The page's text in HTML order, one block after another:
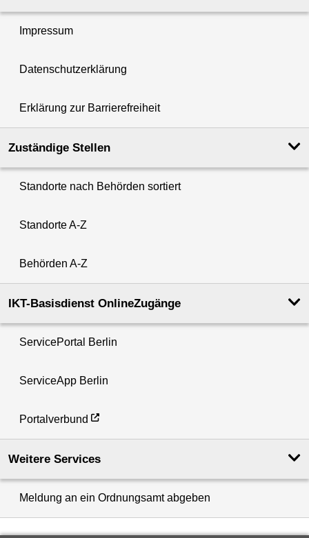
Impressum
Datenschutzerklärung
Erklärung zur Barrierefreiheit
Zuständige Stellen
Standorte nach Behörden sortiert
Standorte A-Z
Behörden A-Z
IKT-Basisdienst OnlineZugänge
ServicePortal Berlin
ServiceApp Berlin
Portalverbund
Weitere Services
Meldung an ein Ordnungsamt abgeben